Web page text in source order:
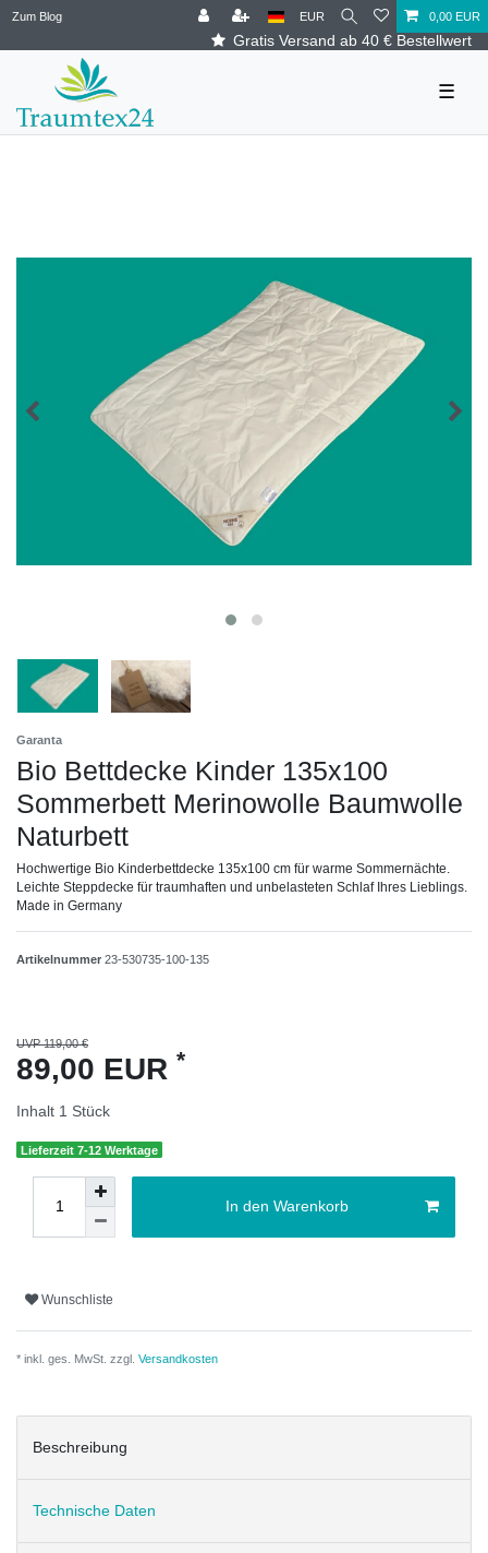
Zum Blog
Gratis Versand ab 40 € Bestellwert
EUR 0,00 EUR
☰
Garanta
Bio Bettdecke Kinder 135x100
Sommerbett Merinowolle Baumwolle
Naturbett
Hochwertige Bio Kinderbettdecke 135x100 cm für warme Sommernächte.
Leichte Steppdecke für traumhaften und unbelasteten Schlaf Ihres Lieblings.
Made in Germany
Artikelnummer 23-530735-100-135
UVP 119,00 €
89,00 EUR *
Inhalt 1 Stück
Lieferzeit 7-12 Werktage
In den Warenkorb
Wunschliste
* inkl. ges. MwSt. zzgl. Versandkosten
Beschreibung
Technische Daten